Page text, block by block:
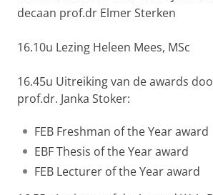
decaan prof.dr Elmer Sterken
16.10u Lezing Heleen Mees, MSc
16.45u Uitreiking van de awards
prof.dr. Janka Stoker:
FEB Freshman of the Year award
EBF Thesis of the Year award
FEB Lecturer of the Year award